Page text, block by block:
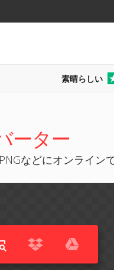
素晴らしい
ーター
などにオンライン